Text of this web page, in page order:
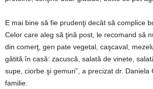
E mai bine să fie prudenţi decât să complice
Celor care aleg să ţină post, le recomand să
din comerţ, gen pate vegetal, caşcaval,
gătită în casă: zacuscă, salată de vinete,
supe, ciorbe şi gemuri”, a precizat dr.
familie.